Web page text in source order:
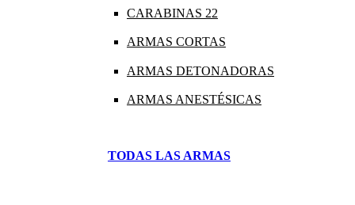
CARABINAS 22
ARMAS CORTAS
ARMAS DETONADORAS
ARMAS ANESTÉSICAS
TODAS LAS ARMAS